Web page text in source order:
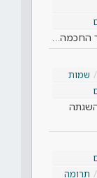
החכמה…
שמות
תרומה